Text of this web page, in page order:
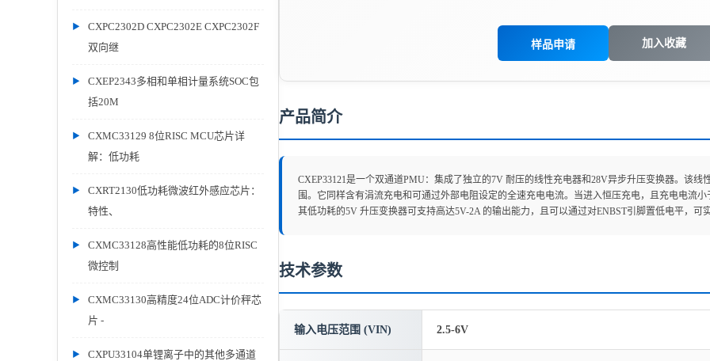
CXPC2302D CXPC2302E CXPC2302F
双向继
CXEP2343多相和单相计量系统SOC包
括20M
CXMC33129 8位RISC MCU芯片详
解：低功耗
CXRT2130低功耗微波红外感应芯片：
特性、
CXMC33128高性能低功耗的8位RISC
微控制
CXMC33130高精度24位ADC计价秤芯
片 -
CXPU33104单锂离子中的其他多通道
样品申请 加入收藏
产品简介
CXEP33121是一个双通道PMU：集成了独立的7V 耐压的线性充电器和28V异步升压变换器。该
围。它同样含有涓流充电和可通过外部电阻设定的全速充电电流。当进入恒压充电，且充电电流
其低功耗的5V 升压变换器可支持高达5V-2A 的输出能力，且可以通过对ENBST引脚置低电平，可
技术参数
输入电压范围 (VIN) 2.5-6V